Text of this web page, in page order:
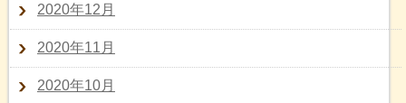
2020年12月
2020年11月
2020年10月